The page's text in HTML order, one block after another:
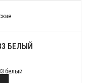
БЕЛЫЙ